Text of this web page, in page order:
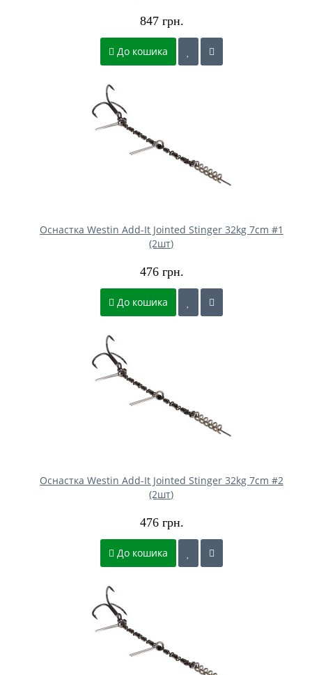
847 грн.
До кошика
Оснастка Westin Add-It Jointed Stinger 32kg 7cm #1
(2шт)
476 грн.
До кошика
Оснастка Westin Add-It Jointed Stinger 32kg 7cm #2
(2шт)
476 грн.
До кошика